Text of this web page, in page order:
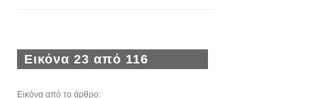
Εικόνα 23 από 116
Εικόνα από το άρθρο: